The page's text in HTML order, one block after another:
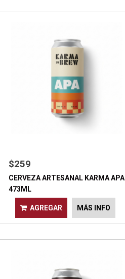
$259
CERVEZA ARTESANAL KARMA APA
473ML
AGREGAR MÁS INFO